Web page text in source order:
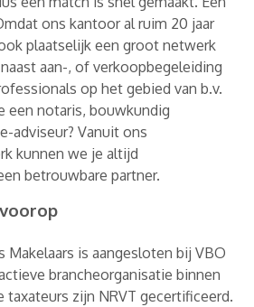
ons kantoor al ruim 20 jaar
plaatselijk een groot netwerk
aan-, of verkoopbegeleiding
op het gebied van b.v.
een notaris, bouwkundig
adviseur? Vanuit ons
kunnen we je altijd
betrouwbare partner.
Makelaars is aangesloten bij VBO
brancheorganisatie binnen
taxateurs zijn NRVT gecertificeerd.